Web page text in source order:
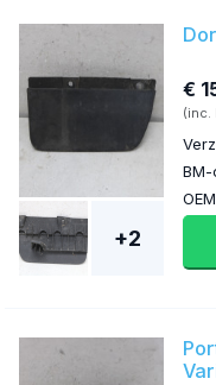
+2
€
(inc.
BM-